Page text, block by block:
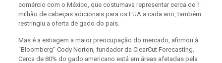
comércio com o México, que costumava representar cerca de 1
milhão de cabeças adicionais para os EUA a cada ano, também
restringiu a oferta de gado do país.
Mas é a estiagem a maior preocupação do mercado, afirmou à
“Bloomberg” Cody Norton, fundador da ClearCut Forecasting.
Cerca de 80% do gado americano está em áreas afetadas pela